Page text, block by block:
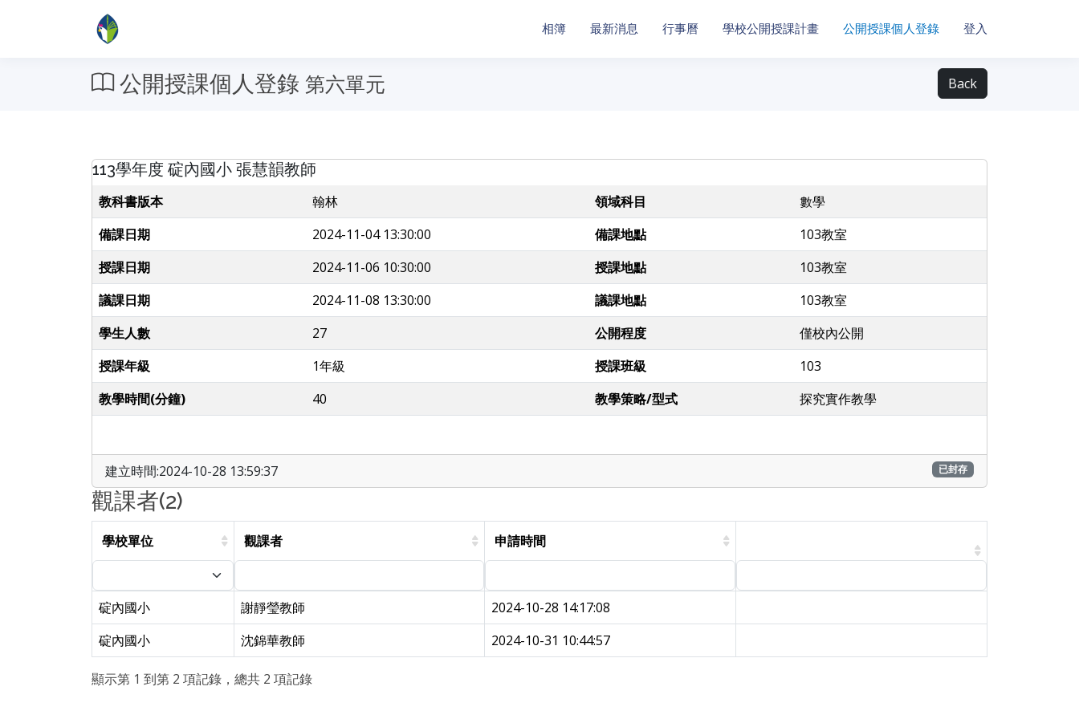
相簿 最新消息 行事曆 學校公開授課計畫 公開授課個人登錄 登入
公開授課個人登錄 第六單元 Back
113學年度 碇內國小 張慧韻教師
教科書版本 翰林 領域科目
數學
備課日期
2024-11-04 13:30:00 備課地點
103教室
授課日期
2024-11-06 10:30:00 授課地點
103教室
議課日期
2024-11-08 13:30:00 議課地點
103教室
學生人數
27 公開程度
僅校內公開
授課年級
1年級 授課班級
103
教學時間(分鐘)
40 教學策略/型式 探究實作教學
建立時間:2024-10-28 13:59:37 已封存
觀課者(2)
學校單位 觀課者 申請時間
碇內國小 謝靜瑩教師
2024-10-28 14:17:08
碇內國小
沈錦華教師 2024-10-31 10:44:57
顯示第 1 到第 2 項記錄，總共 2 項記錄